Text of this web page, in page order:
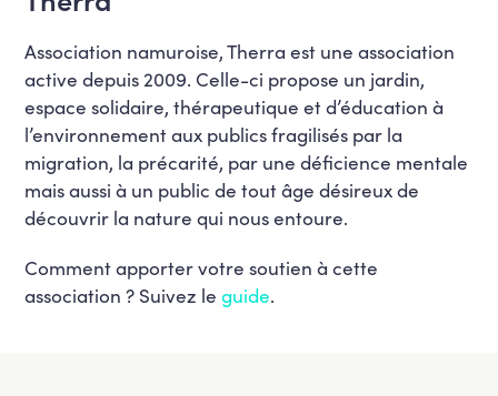
Association namuroise, Therra est une association
active depuis 2009. Celle-ci propose un jardin,
espace solidaire, thérapeutique et d’éducation à
l’environnement aux publics fragilisés par la
migration, la précarité, par une déficience mentale
mais aussi à un public de tout âge désireux de
découvrir la nature qui nous entoure.
Comment apporter votre soutien à cette
association ? Suivez leguide.